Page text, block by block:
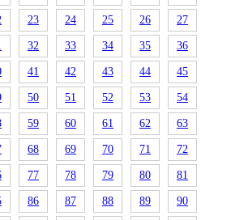
23 24 25 26 27
32 33 34 35 36
41 42 43 44 45
50 51 52 53 54
59 60 61 62 63
68 69 70 71 72
77 78 79 80 81
86 87 88 89 90